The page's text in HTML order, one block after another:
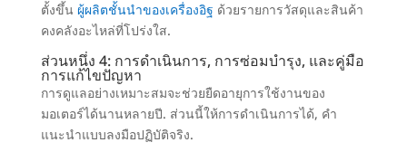
ตั้งขึ้น ผู้ผลิตชั้นนำของเครื่องอิฐ ด้วยรายการวัสดุและสินค้า
คงคลังอะไหล่ที่โปร่งใส.
ส่วนหนึ่ง 4: การดำเนินการ, การซ่อมบำรุง, และคู่มือ
การแก้ไขปัญหา
การดูแลอย่างเหมาะสมจะช่วยยืดอายุการใช้งานของ
มอเตอร์ได้นานหลายปี. ส่วนนี้ให้การดำเนินการได้, คำ
แนะนำแบบลงมือปฏิบัติจริง.